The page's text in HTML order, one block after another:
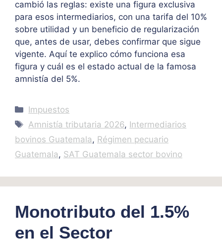
cambió las reglas: existe una figura exclusiva
para esos intermediarios, con una tarifa del 10%
sobre utilidad y un beneficio de regularización
que, antes de usar, debes confirmar que sigue
vigente. Aquí te explico cómo funciona esa
figura y cuál es el estado actual de la famosa
amnistía del 5%.
Categories
Impuestos
Tags
Amnistía tributaria 2026, Intermediarios
bovinos Guatemala, Régimen pecuario
Guatemala, SAT Guatemala sector bovino
Monotributo del 1.5%
en el Sector